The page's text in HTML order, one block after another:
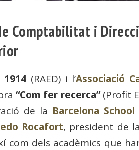
Comptabilitat i
(RAED) i l’Associació
“Com fer recerca”(Profit
de la Barcelona
Rocafort, president de
com dels acadèmics que